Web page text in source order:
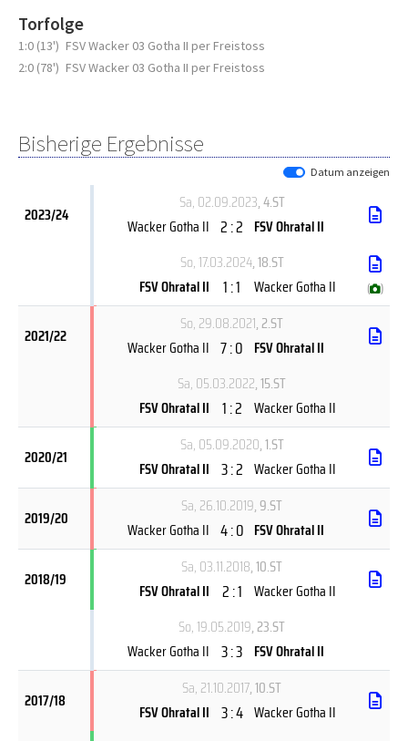
Torfolge
1:0 (13') FSV Wacker 03 Gotha II per Freistoss
2:0 (78') FSV Wacker 03 Gotha II per Freistoss
Bisherige Ergebnisse
Datum anzeigen
2023/24
Sa, 02.09.2023, 4.ST
Wacker Gotha II 2 : 2 FSV Ohratal II
So, 17.03.2024, 18.ST
FSV Ohratal II
1 : 1 Wacker Gotha II ( )
2021/22
So, 29.08.2021, 2.ST
Wacker Gotha II 7 : 0 FSV Ohratal II
Sa, 05.03.2022, 15.ST
FSV Ohratal II 1 : 2 Wacker Gotha II
2020/21
Sa, 05.09.2020, 1.ST
FSV Ohratal II 3 : 2 Wacker Gotha II
2019/20
Sa, 26.10.2019, 9.ST
Wacker Gotha II 4 : 0 FSV Ohratal II
2018/19
Sa, 03.11.2018, 10.ST
FSV Ohratal II 2 : 1 Wacker Gotha II
So, 19.05.2019, 23.ST
Wacker Gotha II 3 : 3 FSV Ohratal II
2017/18
Sa, 21.10.2017, 10.ST
FSV Ohratal II 3 : 4 Wacker Gotha II